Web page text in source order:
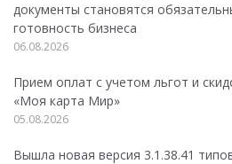
документы становятся
готовность бизнеса
06.08.2026
Прием оплат с учетом льгот и
«Моя карта Мир»
05.08.2026
Вышла новая версия 3.1.38.41